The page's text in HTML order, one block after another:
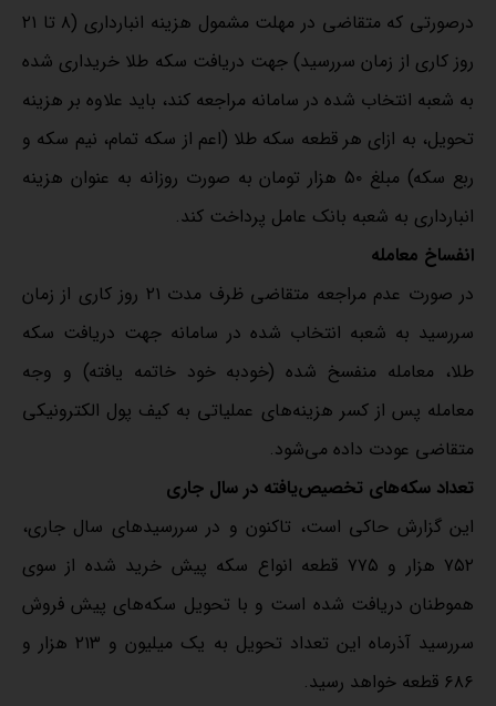
درصورتی که متقاضی در مهلت مشمول هزینه انبارداری (۸ تا ۲۱
روز کار‌ی از زمان سررسید) جهت دریافت سکه طلا خریداری شده
به شعبه انتخاب شده در سامانه مراجعه کند، باید علاوه بر هزینه
تحویل، به ازای هر قطعه سکه طلا (اعم از سکه تمام، نیم سکه و
ربع سکه) مبلغ ۵۰ هزار تومان به صورت روزانه به عنوان هزینه
انبارداری به شعبه بانک عامل پرداخت کند.
انفساخ معامله
در صورت عدم مراجعه متقاضی ظرف مدت ۲۱ روز کاری از زمان
سررسید به شعبه انتخاب شده در سامانه جهت دریافت سکه
طلا، معامله منفسخ شده (خودبه خود خاتمه یافته) و وجه
معامله پس از کسر هزینه‌های عملیاتی به کیف پول الکترونیکی
متقاضی عودت داده می‌شود.
تعداد سکه‌های تخصیص‌یافته در سال جاری
این گزارش حاکی است، تاکنون و در سررسید‌های سال جاری،
۷۵۲ هزار و ۷۷۵ قطعه انواع سکه پیش خرید شده از سوی
هموطنان دریافت شده است و با تحویل سکه‌های پیش فروش
سررسید آذرماه این تعداد تحویل به یک میلیون و ۲۱۳ هزار و
۶۸۶ قطعه خواهد رسید.